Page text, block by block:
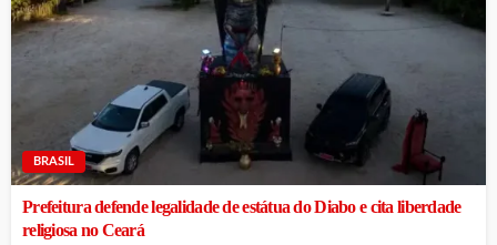
BRASIL
Prefeitura defende legalidade de estátua do Diabo e cita liberdade
religiosa no Ceará